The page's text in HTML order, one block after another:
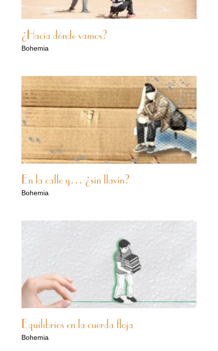
¿Hacia dónde vamos?
Bohemia
En la calle y… ¿sin llavín?
Bohemia
Equilibrios en la cuerda floja
Bohemia